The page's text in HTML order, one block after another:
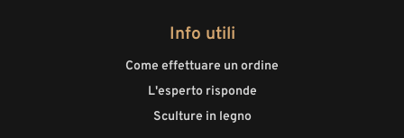
Info utili
Come effettuare un ordine
L'esperto risponde
Sculture in legno